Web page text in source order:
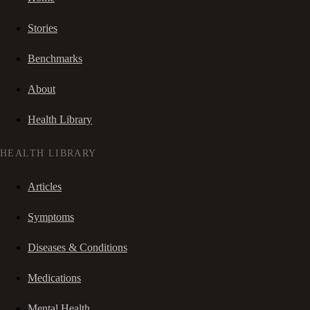
Stories
Benchmarks
About
Health Library
HEALTH LIBRARY
Articles
Symptoms
Diseases & Conditions
Medications